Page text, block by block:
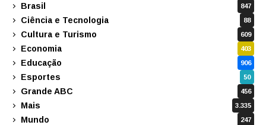
Brasil 847
Ciência e Tecnologia 88
Cultura e Turismo 609
Economia 403
Educação 906
Esportes 50
Grande ABC 456
Mais 3.335
Mundo 247